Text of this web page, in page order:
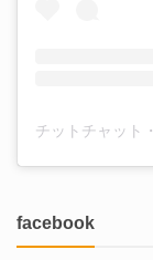
facebook